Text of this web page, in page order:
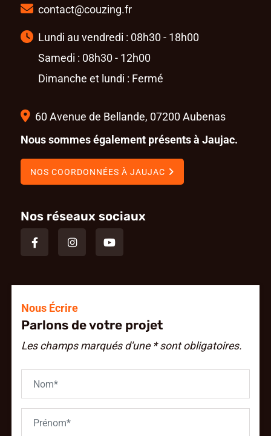
contact@couzing.fr
Lundi au vendredi : 08h30 - 18h00
Samedi : 08h30 - 12h00
Dimanche et lundi : Fermé
60 Avenue de Bellande, 07200 Aubenas
Nous sommes également présents à Jaujac.
NOS COORDONNÉES À JAUJAC
Nos réseaux sociaux
Nous Écrire
Parlons de votre projet
Les champs marqués d'une * sont obligatoires.